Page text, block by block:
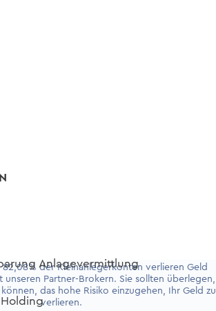
der Kleinanlegerkonten verlieren Geld
unseren Partner-Brokern. Sie sollten überlegen,
das hohe Risiko einzugehen, Ihr Geld zu
verlieren.
Anlagevermittlung